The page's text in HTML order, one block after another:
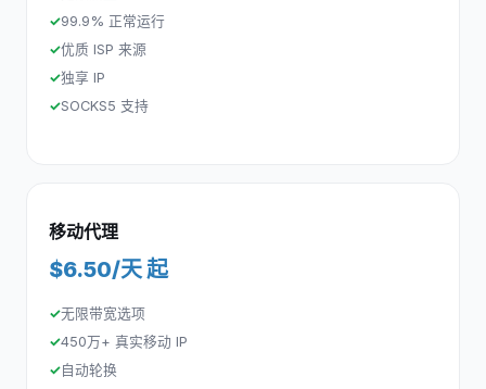
99.9% 正常运行
优质 ISP 来源
独享 IP
SOCKS5 支持
移动代理
$6.50/天 起
无限带宽选项
450万+ 真实移动 IP
自动轮换